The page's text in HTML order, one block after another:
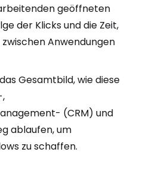
geöffneten
der Klicks und die Zeit,
Anwendungen
Gesamtbild, wie diese
(CRM) und
ablaufen, um
zu schaffen.